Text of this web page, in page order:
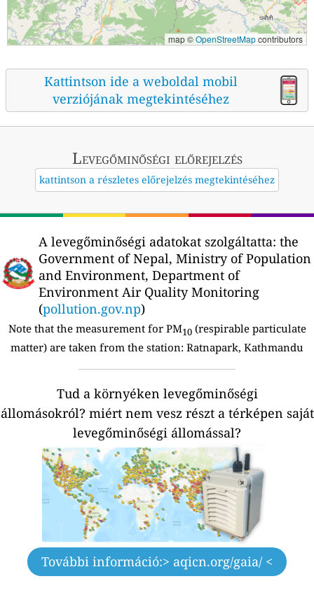
map ©OpenStreetMapcontributors
Kattintson ide a weboldal mobil
verziójának megtekintéséhez
Levegőminőségi előrejelzés
kattintson a részletes előrejelzés megtekintéséhez
A levegőminőségi adatokat szolgáltatta: the
Government of Nepal, Ministry of Population
and Environment, Department of
Environment Air Quality Monitoring
(pollution.gov.np)
Note that the measurement for PM10(respirable particulate
matter) are taken from the station: Ratnapark, Kathmandu
Tud a környéken levegőminőségi
állomásokról? miért nem vesz részt a térképen saját
levegőminőségi állomással?
További információ:> aqicn.org/gaia/ <